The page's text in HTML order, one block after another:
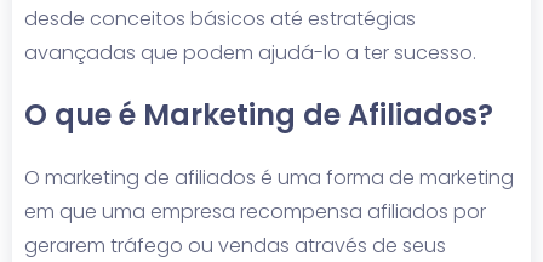
desde conceitos básicos até estratégias
avançadas que podem ajudá-lo a ter sucesso.
O que é Marketing de Afiliados?
O marketing de afiliados é uma forma de marketing
em que uma empresa recompensa afiliados por
gerarem tráfego ou vendas através de seus